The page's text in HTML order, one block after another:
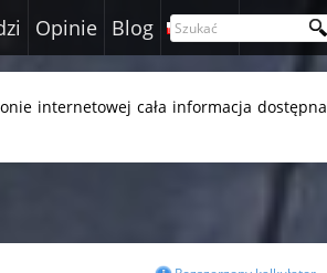
Opinie Blog Polski
internetowej cała informacja dostępna